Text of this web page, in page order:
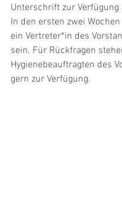
Unterschrift zur Verfügung
In den ersten zwei
ein Vertreter*in des
sein. Für Rückfragen
Hygienebeauftragten des
gern zur Verfügung.